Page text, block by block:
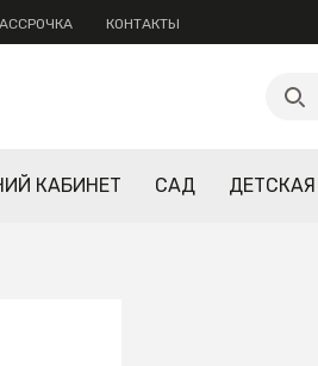
КОНТАКТЫ
КАБИНЕТ САД ДЕТСКАЯ